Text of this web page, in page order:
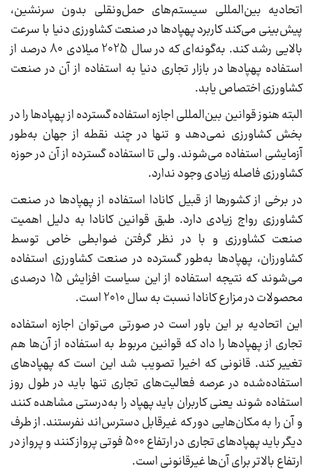
اتحادیه بین‌المللی سیستم‌های حمل‌ونقلی بدون سرنشین،
پیش‌بینی می‌کند کاربرد پهپادها در صنعت کشاورزی دنیا با سرعت
بالایی رشد کند. به‌گونه‌ای که در سال 2025 میلادی 80 درصد از
استفاده پهپادها در بازار تجاری دنیا به استفاده از آن در صنعت
کشاورزی اختصاص یابد.
البته هنوز قوانین بین‌المللی اجازه استفاده گسترده از پهپادها را در
بخش کشاورزی نمی‌دهد و تنها در چند نقطه از جهان به‌طور
آزمایشی استفاده می‌شوند. ولی تا استفاده گسترده از آن در حوزه
کشاورزی فاصله زیادی وجود ندارد.
در برخی از کشورها از قبیل کانادا استفاده از پهپادها در صنعت
کشاورزی رواج زیادی دارد. طبق قوانین کانادا به دلیل اهمیت
صنعت کشاورزی و با در نظر گرفتن ضوابطی خاص توسط
کشاورزان، پهپادها به‌طور گسترده در صنعت کشاورزی استفاده
می‌شوند که نتیجه استفاده از این سیاست افزایش 15 درصدی
محصولات در مزارع کانادا نسبت به سال 2010 است.
این اتحادیه بر این باور است در صورتی می‌توان اجازه استفاده
تجاری از پهپادها را داد که قوانین مربوط به استفاده از آن‌ها ‌هم
تغییر کند. قانونی که اخیرا تصویب شد این است که پهپادهای
استفاده‌شده در عرصه فعالیت‌های تجاری تنها باید در طول روز
استفاده شوند یعنی کاربران باید پهپاد را به‌درستی مشاهده کنند
و آن را به مکان‌هایی دور که غیرقابل دسترس‌اند نفرستند. از طرف
دیگر باید پهپادهای تجاری در ارتفاع 500 فوتی پرواز کنند و پرواز در
ارتفاع بالاتر برای آن‌ها غیرقانونی است.